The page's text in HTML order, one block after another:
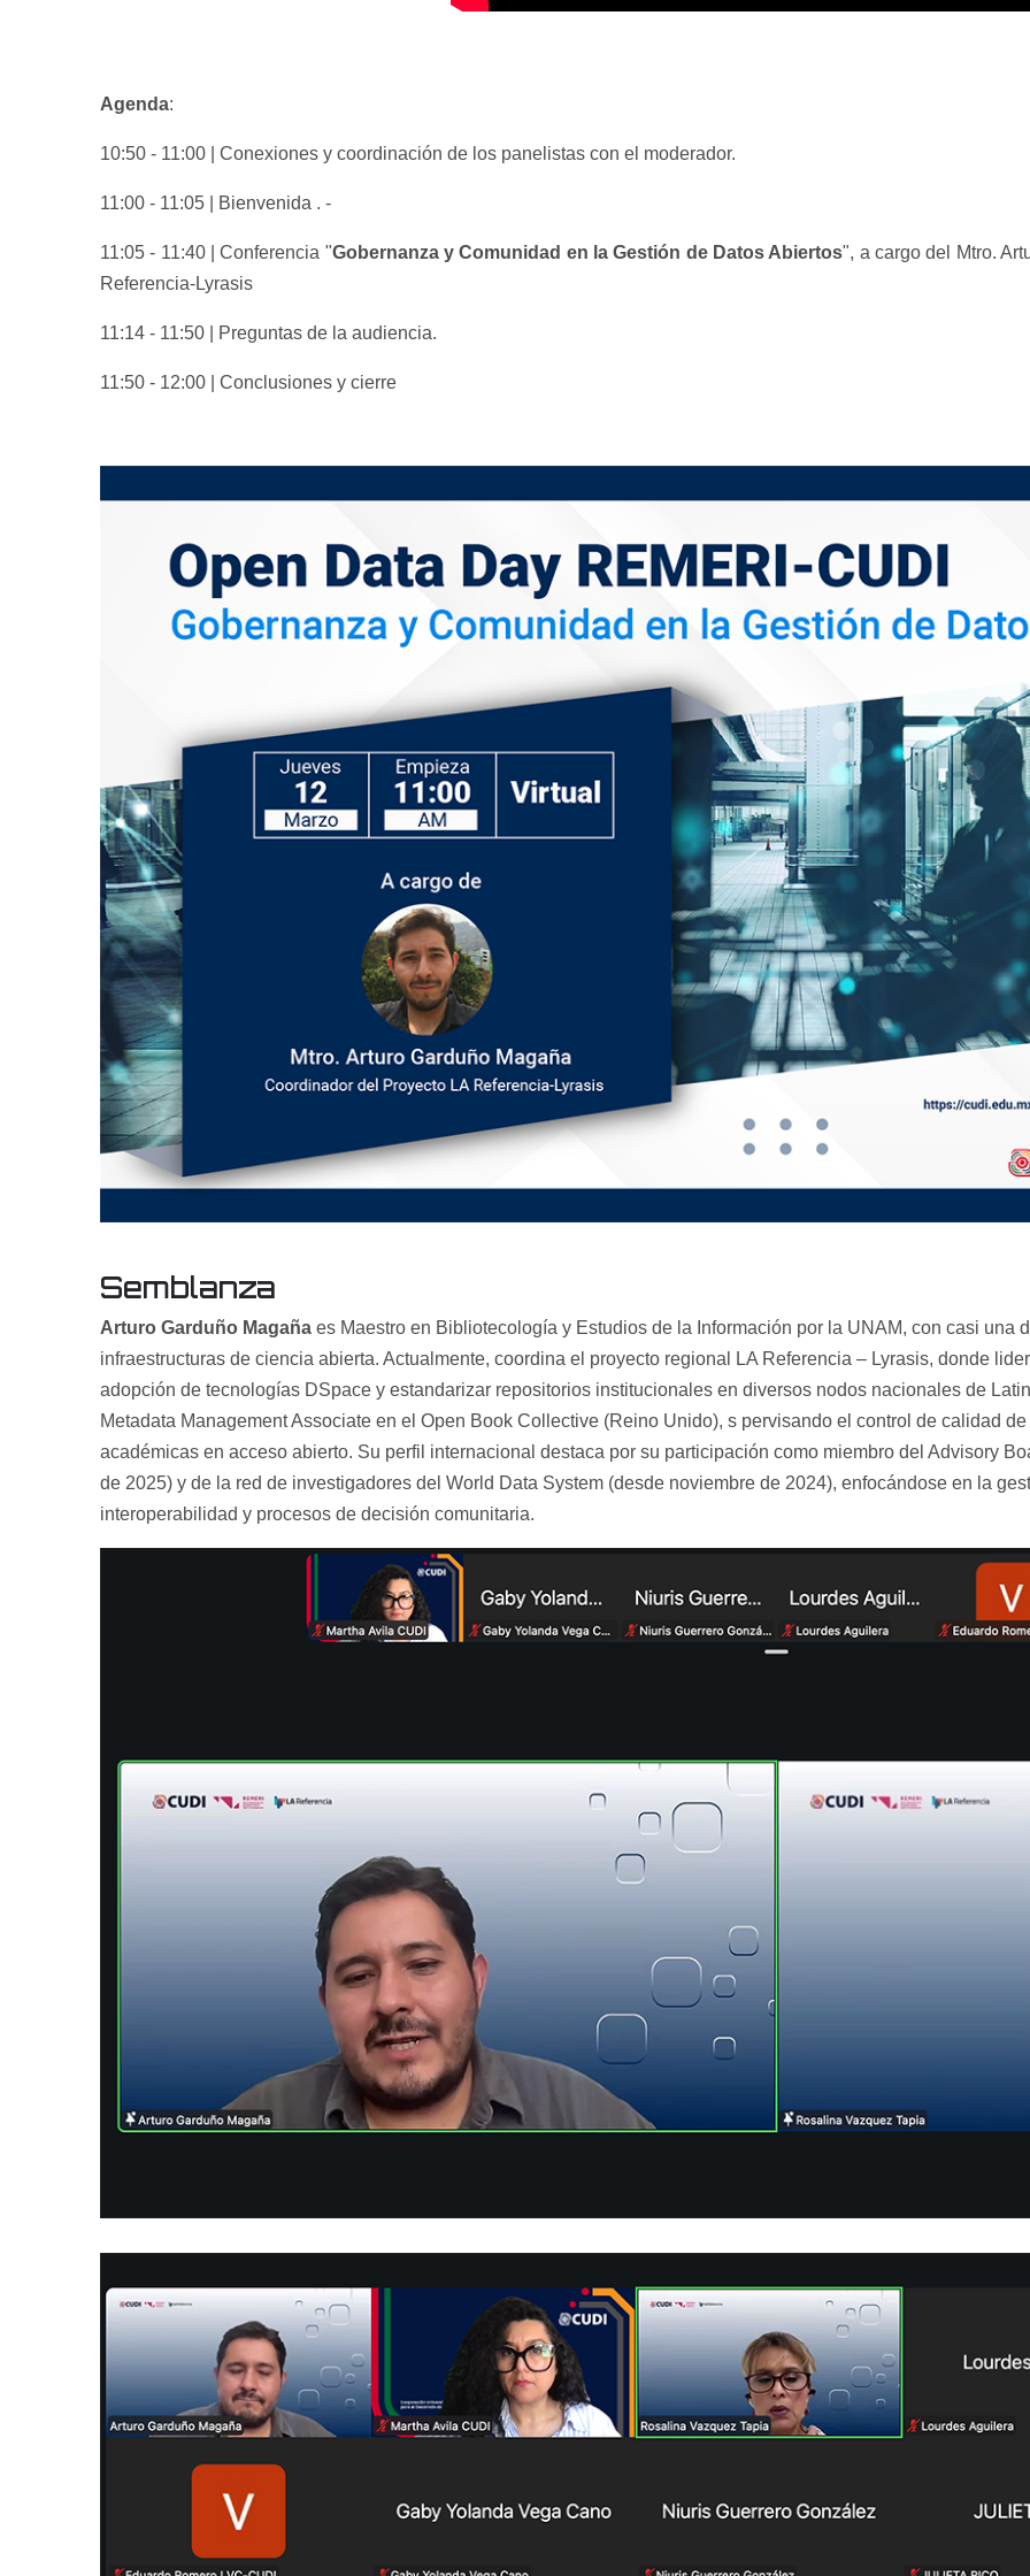
Agenda:
10:50 - 11:00 | Conexiones y coordinación de los panelistas con el moderador.
11:00 - 11:05 | Bienvenida . -
11:05 - 11:40 | Conferencia "Gobernanza y Comunidad en la Gestión de Datos Abiertos", a cargo del Mtro.
Referencia-Lyrasis
11:14 - 11:50 | Preguntas de la audiencia.
11:50 - 12:00 | Conclusiones y cierre
Semblanza
Arturo Garduño Magaña es Maestro en Bibliotecología y Estudios de la Información por la UNAM, con casi
infraestructuras de ciencia abierta. Actualmente, coordina el proyecto regional LA Referencia – Lyrasis, donde
adopción de tecnologías DSpace y estandarizar repositorios institucionales en diversos nodos nacionales de
Metadata Management Associate en el Open Book Collective (Reino Unido), s pervisando el control de calidad
académicas en acceso abierto. Su perfil internacional destaca por su participación como miembro del Advisory
de 2025) y de la red de investigadores del World Data System (desde noviembre de 2024), enfocándose en la
interoperabilidad y procesos de decisión comunitaria.